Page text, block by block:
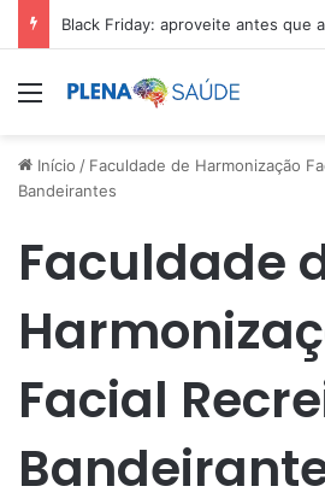
Black Friday: aproveite antes que
Menu
Início / Faculdade de Harmonização
Bandeirantes
Faculdade
Facial